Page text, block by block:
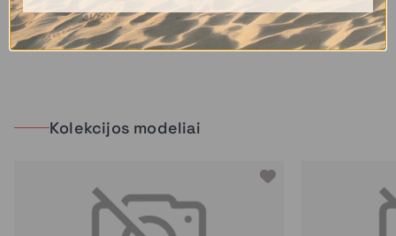
rinktis verta ne vien tik dėl kainos, bet dėl parametrų,
konstrukcijos ir medžiagų derinio.
Kolekcijos modeliai